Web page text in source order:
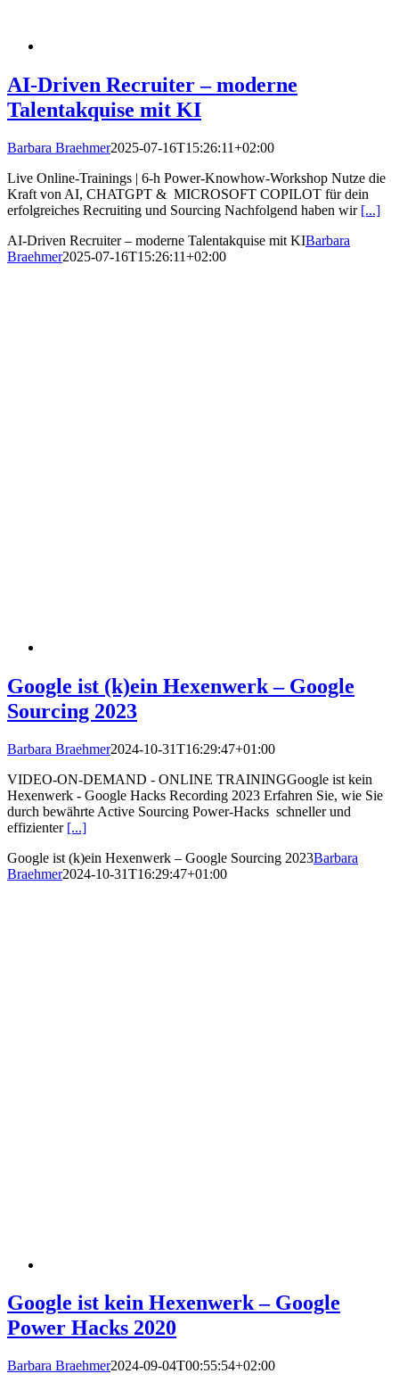
AI-Driven Recruiter – moderne
Talentakquise mit KI
Barbara Braehmer2025-07-16T15:26:11+02:00
Live Online-Trainings | 6-h Power-Knowhow-Workshop Nutze die
Kraft von AI, CHATGPT & MICROSOFT COPILOT für dein
erfolgreiches Recruiting und Sourcing Nachfolgend haben wir [...]
AI-Driven Recruiter – moderne Talentakquise mit KIBarbara
Braehmer2025-07-16T15:26:11+02:00
Google ist (k)ein Hexenwerk – Google
Sourcing 2023
Barbara Braehmer2024-10-31T16:29:47+01:00
VIDEO-ON-DEMAND - ONLINE TRAININGGoogle ist kein
Hexenwerk - Google Hacks Recording 2023 Erfahren Sie, wie Sie
durch bewährte Active Sourcing Power-Hacks schneller und
effizienter [...]
Google ist (k)ein Hexenwerk – Google Sourcing 2023Barbara
Braehmer2024-10-31T16:29:47+01:00
Google ist kein Hexenwerk – Google
Power Hacks 2020
Barbara Braehmer2024-09-04T00:55:54+02:00